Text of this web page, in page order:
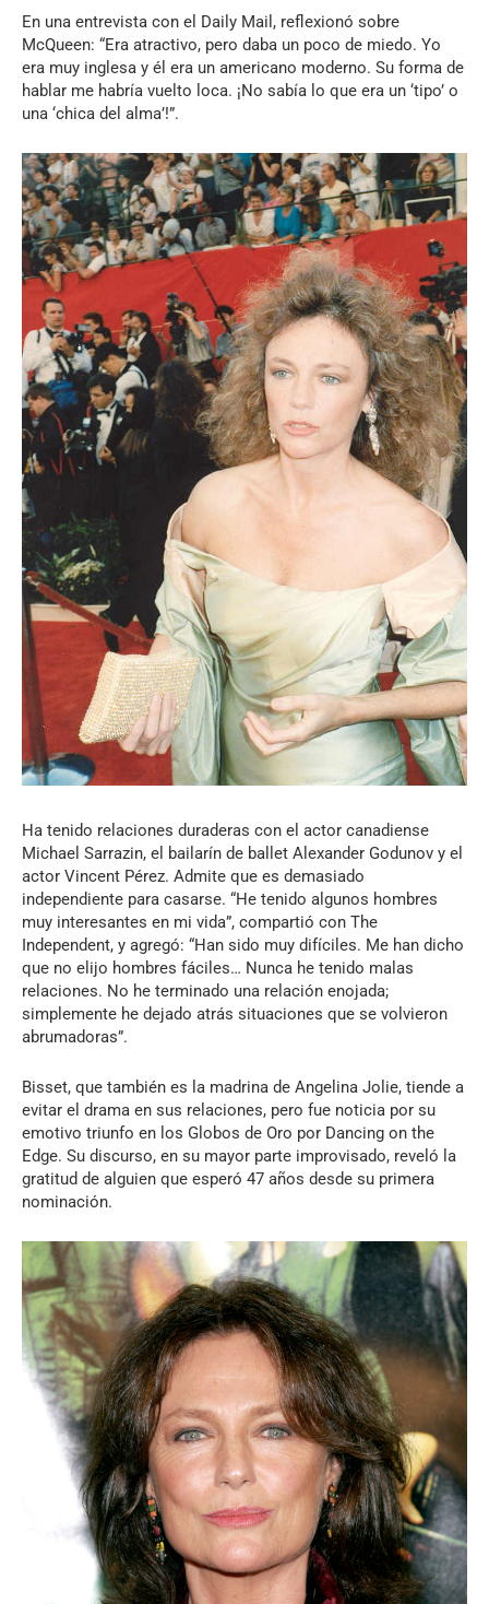
En una entrevista con el Daily Mail, reflexionó sobre
McQueen: “Era atractivo, pero daba un poco de miedo. Yo
era muy inglesa y él era un americano moderno. Su forma de
hablar me habría vuelto loca. ¡No sabía lo que era un ‘tipo’ o
una ‘chica del alma’!”.
Ha tenido relaciones duraderas con el actor canadiense
Michael Sarrazin, el bailarín de ballet Alexander Godunov y el
actor Vincent Pérez. Admite que es demasiado
independiente para casarse. “He tenido algunos hombres
muy interesantes en mi vida”, compartió con The
Independent, y agregó: “Han sido muy difíciles. Me han dicho
que no elijo hombres fáciles… Nunca he tenido malas
relaciones. No he terminado una relación enojada;
simplemente he dejado atrás situaciones que se volvieron
abrumadoras”.
Bisset, que también es la madrina de Angelina Jolie, tiende a
evitar el drama en sus relaciones, pero fue noticia por su
emotivo triunfo en los Globos de Oro por Dancing on the
Edge. Su discurso, en su mayor parte improvisado, reveló la
gratitud de alguien que esperó 47 años desde su primera
nominación.